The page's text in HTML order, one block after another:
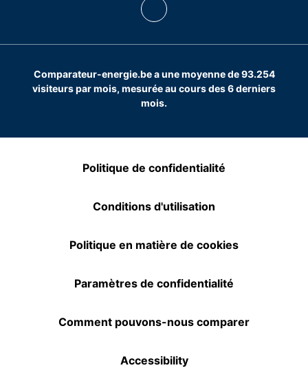
Comparateur-energie.be a une moyenne de 93.254
visiteurs par mois, mesurée au cours des 6 derniers
mois.
Politique de confidentialité
Conditions d'utilisation
Politique en matière de cookies
Paramètres de confidentialité
Comment pouvons-nous comparer
Accessibility